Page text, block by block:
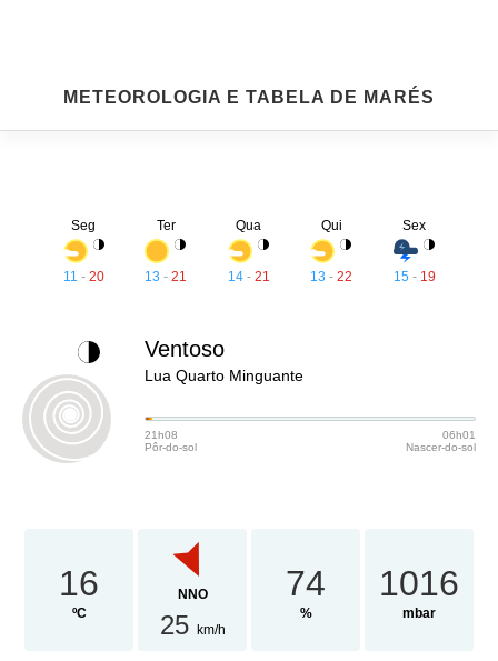
METEOROLOGIA E TABELA DE MARÉS
Lua Quarto Minguante
Ventoso
21h08
Pôr-do-sol
06h01
Nascer-do-sol
Seg
11 - 20
Ter
13 - 21
Qua
14- 21
Qui
13 - 22
Sex
15 - 19
16
ºC
NNO
25 km/h
74
%
1016
mbar